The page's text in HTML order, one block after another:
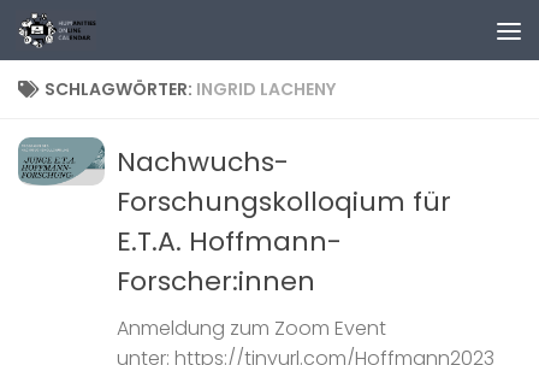
Zum Inhalt springen
SCHLAGWÖRTER: INGRID LACHENY
Nachwuchs-
Forschungskolloqium für
E.T.A. Hoffmann-
Forscher:innen
Anmeldung zum Zoom Event
unter: https://tinyurl.com/Hoffmann2023